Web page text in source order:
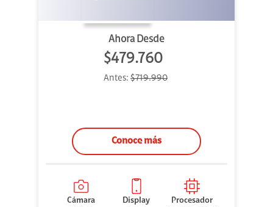
Ahora Desde
$479.760
Antes: $719.990
Conoce más
Cámara
Display
Procesador